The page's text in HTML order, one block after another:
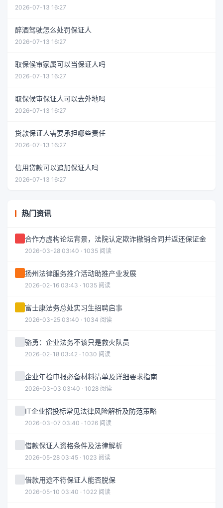
2026-07-13 16:27
醉酒驾驶怎么处罚保证人
2026-07-13 16:27
取保候审家属可以当保证人吗
2026-07-13 16:27
取保候审保证人可以去外地吗
2026-07-13 16:27
贷款保证人需要承担哪些责任
2026-07-13 16:27
信用贷款可以追加保证人吗
2026-07-13 16:27
热门资讯
合作方虚构论坛背景，法院认定欺诈撤销合同并返还保证金
2026-03-28 03:40 · 1035 阅读
扬州法律服务推介活动助推产业发展
2026-02-16 03:43 · 1035 阅读
富士康法务总处实习生招聘启事
2026-03-25 03:40 · 1034 阅读
骆勇：企业法务不该只是救火队员
2026-02-18 03:42 · 1030 阅读
企业年检申报必备材料清单及详细要求指南
2026-03-03 03:40 · 1028 阅读
IT企业招投标常见法律风险解析及防范策略
2026-03-07 03:40 · 1026 阅读
借款保证人资格条件及法律解析
2026-05-28 03:45 · 1023 阅读
借款用途不符保证人能否脱保
2026-05-10 03:40 · 1022 阅读